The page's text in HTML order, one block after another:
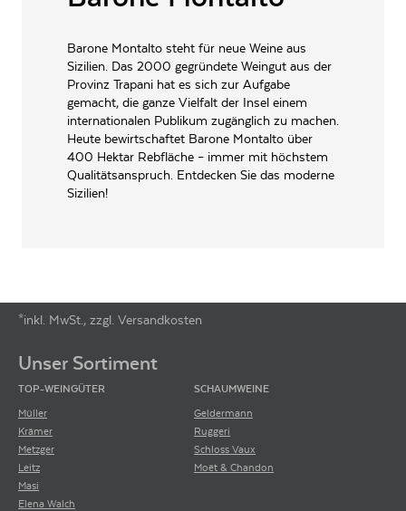
ARTIKELNUMMER 123767
Barone Montalto steht für neue Weine aus
Sizilien. Das 2000 gegründete Weingut aus der
Provinz Trapani hat es sich zur Aufgabe
gemacht, die ganze Vielfalt der Insel einem
internationalen Publikum zugänglich zu machen.
Heute bewirtschaftet Barone Montalto über
400 Hektar Rebfläche – immer mit höchstem
Qualitätsanspruch. Entdecken Sie das moderne
Sizilien!
*inkl. MwSt., zzgl. Versandkosten
Unser Sortiment
TOP-WEINGÜTER
Müller
Krämer
Metzger
Leitz
Masi
Elena Walch
SCHAUMWEINE
Geldermann
Ruggeri
Schloss Vaux
Moët & Chandon